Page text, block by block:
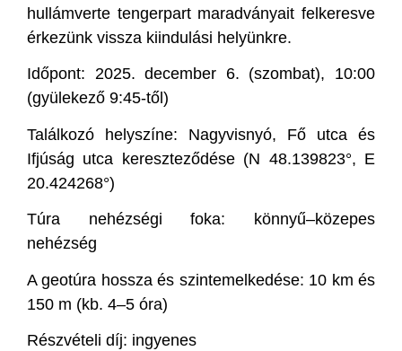
hullámverte tengerpart maradványait felkeresve
érkezünk vissza kiindulási helyünkre.
Időpont: 2025. december 6. (szombat), 10:00
(gyülekező 9:45-től)
Találkozó helyszíne: Nagyvisnyó, Fő utca és
Ifjúság utca kereszteződése (N 48.139823°, E
20.424268°)
Túra nehézségi foka: könnyű–közepes
nehézség
A geotúra hossza és szintemelkedése: 10 km és
150 m (kb. 4–5 óra)
Részvételi díj: ingyenes